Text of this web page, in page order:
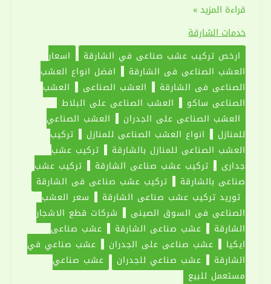
تركيب
عشب
صناعي
في
الشارقة
|0551030094|
نجيل
صناعي
قراءة المزيد »
خدمات الشارقة
ارخص تركيب عشب صناعي في الشارقة
اسعار
العشب الصناعي في الشارقة
افضل انواع العشب
الصناعي في الشارقة
العشب الصناعي
العشب
الصناعي ساكو
العشب الصناعي على البلاط
العشب الصناعي على الجدران
العشب الصناعي
للمنازل
انواع العشب الصناعي للمنازل
تركيب
العشب الصناعي للمنازل بالشارقة
تركيب عشب
جداري
تركيب عشب صناعي الشارقة
تركيب عشب
صناعي بالشارقة
تركيب عشب صناعي في الشارقة
توريد تركيب عشب صناعي الشارقة
سعر العشب
الصناعي في السوق الصيني
شركات قطع الاشجار
الشارقة
عشب صناعي الشارقة
عشب صناعي
ايكيا
عشب صناعي على الجدران
عشب صناعي في
الشارقة
عشب صناعي للجدران
عشب صناعي
مستعمل للبيع